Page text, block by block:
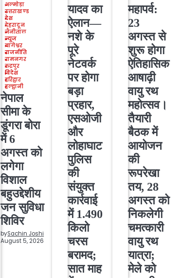
अल्मोड़ा
उत्तराखण्ड
देश
देहरादून
नैनीताल
न्यूज
बागेश्वर
राजनीति
रामनगर
रुद्रपुर
विदेश
हरिद्वार
हल्द्वानी
नेपाल
सीमा के
डूंगरा बोरा
में 6
अगस्त को
लगेगा
विशाल
बहुउद्देशीय
जन सुविधा
शिविर
bySachin Joshi
August 5, 2026
यादव का
ऐलान—
नशे के
पूरे
नेटवर्क
पर होगा
बड़ा
प्रहार,
एसओजी
और
लोहाघाट
पुलिस
की
संयुक्त
कार्रवाई
में 1.490
किलो
चरस
बरामद;
सात माह
महापर्व:
23
अगस्त से
शुरू होगा
ऐतिहासिक
आषाढ़ी
वायु रथ
महोत्सव।
तैयारी
बैठक में
आयोजन
की
रूपरेखा
तय, 28
अगस्त को
निकलेगी
चमत्कारी
वायु रथ
यात्रा;
मेले को